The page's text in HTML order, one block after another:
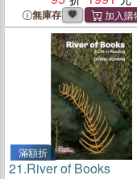
無庫存
滿額折
21.River of Books